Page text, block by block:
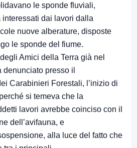
le sponde fluviali,
dai lavori dalla
nuove alberature, disposte
le sponde del fiume.
Amici della Terra già nel
presso il
Carabinieri Forestali, l’inizio di
si temeva che la
lavori avrebbe coinciso con il
dell’avifauna, e
alla luce del fatto che